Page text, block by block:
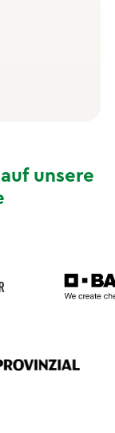
unsere